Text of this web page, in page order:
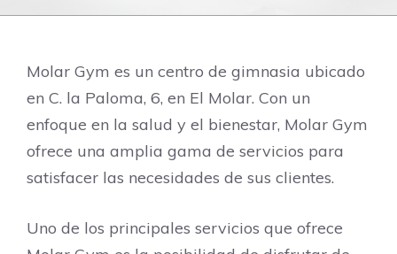
Molar Gym es un centro de gimnasia ubicado
en C. la Paloma, 6, en El Molar. Con un
enfoque en la salud y el bienestar, Molar Gym
ofrece una amplia gama de servicios para
satisfacer las necesidades de sus clientes.
Uno de los principales servicios que ofrece